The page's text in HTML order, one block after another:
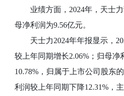
业绩方面 ， 2024年 ， 天士
母净利润为9.56亿元。
天士力2024年年报显示 ，
较上年同期增长2.06% ； 归母净
10.78% ， 归属于上市公司股东
利润较上年同期下降12.31% ，